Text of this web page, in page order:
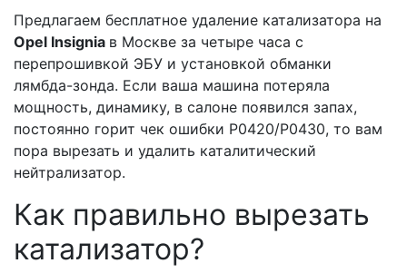
Предлагаем бесплатное удаление катализатора на
Opel Insignia в Москве за четыре часа с
перепрошивкой ЭБУ и установкой обманки
лямбда-зонда. Если ваша машина потеряла
мощность, динамику, в салоне появился запах,
постоянно горит чек ошибки Р0420/Р0430, то вам
пора вырезать и удалить каталитический
нейтрализатор.
Как правильно вырезать
катализатор?